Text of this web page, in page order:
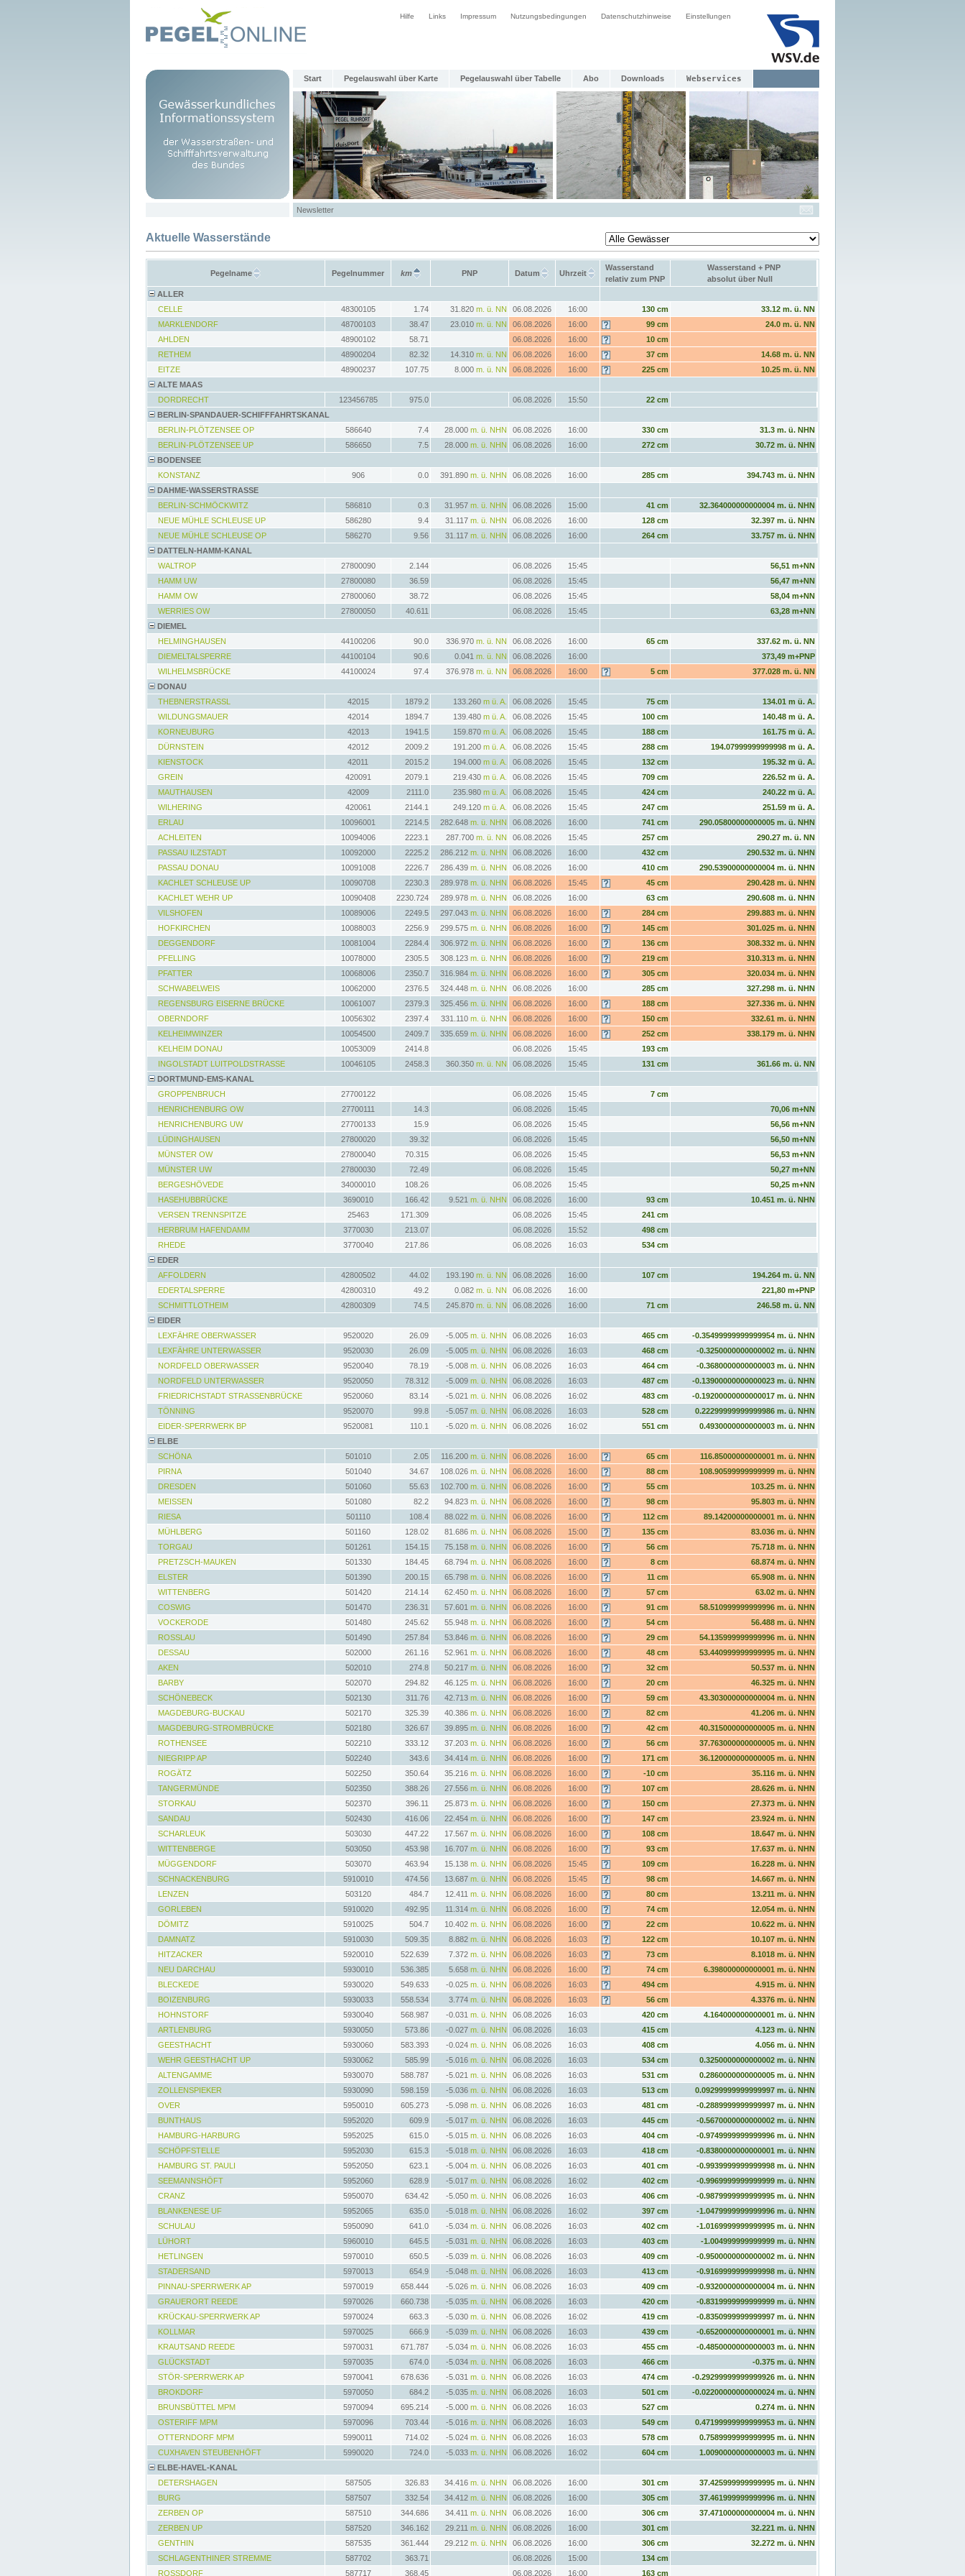
Hilfe Links Impressum Nutzungsbedingungen Datenschutzhinweise Einstellungen
Start Pegelauswahl über Karte Pegelauswahl über Tabelle Abo Downloads Webservices
Newsletter
Aktuelle Wasserstände
Pegelname Pegelnummer km PNP Datum Uhrzeit
Wasserstand
relativ zum PNP
Wasserstand + PNP
absolut über Null
ALLER
CELLE
48300105 1.74 31.820 m. ü. NN 06.08.2026 16:00 130 cm
33.12 m. ü. NN
MARKLENDORF
48700103 38.47 23.010 m. ü. NN 06.08.2026 16:00 99 cm
24.0 m. ü. NN
AHLDEN
48900102 58.71 06.08.2026 16:00
10 cm
RETHEM
48900204 82.32 14.310 m. ü. NN 06.08.2026 16:00 37 cm
14.68 m. ü. NN
EITZE
48900237 107.75 8.000 m. ü. NN 06.08.2026 16:00 225 cm
10.25 m. ü. NN
ALTE MAAS
DORDRECHT
123456785 975.0 06.08.2026 15:50
22 cm
BERLIN-SPANDAUER-SCHIFFFAHRTSKANAL
BERLIN-PLÖTZENSEE OP
586640 7.4 28.000 m. ü. NHN 06.08.2026 16:00 330 cm
31.3 m. ü. NHN
BERLIN-PLÖTZENSEE UP
586650 7.5 28.000 m. ü. NHN 06.08.2026 16:00 272 cm
30.72 m. ü. NHN
BODENSEE
KONSTANZ
906 0.0 391.890 m. ü. NHN 06.08.2026 16:00 285 cm
394.743 m. ü. NHN
DAHME-WASSERSTRASSE
BERLIN-SCHMÖCKWITZ
586810 0.3 31.957 m. ü. NHN 06.08.2026 15:00 41 cm
32.364000000000004 m. ü. NHN
NEUE MÜHLE SCHLEUSE UP
586280 9.4 31.117 m. ü. NHN 06.08.2026 16:00 128 cm
32.397 m. ü. NHN
NEUE MÜHLE SCHLEUSE OP
586270 9.56 31.117 m. ü. NHN 06.08.2026 16:00 264 cm
33.757 m. ü. NHN
DATTELN-HAMM-KANAL
WALTROP
27800090 2.144 06.08.2026 15:45
56,51 m+NN
HAMM UW
27800080 36.59 06.08.2026 15:45
56,47 m+NN
HAMM OW
27800060 38.72 06.08.2026 15:45
58,04 m+NN
WERRIES OW
27800050 40.611 06.08.2026 15:45
63,28 m+NN
DIEMEL
HELMINGHAUSEN
44100206 90.0 336.970 m. ü. NN 06.08.2026 16:00 65 cm
337.62 m. ü. NN
DIEMELTALSPERRE
44100104 90.6 0.041 m. ü. NN 06.08.2026 16:00
373,49 m+PNP
WILHELMSBRÜCKE
44100024 97.4 376.978 m. ü. NN 06.08.2026 16:00 5 cm
377.028 m. ü. NN
DONAU
THEBNERSTRASSL
42015 1879.2 133.260 m ü. A. 06.08.2026 15:45 75 cm
134.01 m ü. A.
WILDUNGSMAUER
42014 1894.7 139.480 m ü. A. 06.08.2026 15:45 100 cm
140.48 m ü. A.
KORNEUBURG
42013 1941.5 159.870 m ü. A. 06.08.2026 15:45 188 cm
161.75 m ü. A.
DÜRNSTEIN
42012 2009.2 191.200 m ü. A. 06.08.2026 15:45 288 cm
194.07999999999998 m ü. A.
KIENSTOCK
42011 2015.2 194.000 m ü. A. 06.08.2026 15:45 132 cm
195.32 m ü. A.
GREIN
420091 2079.1 219.430 m ü. A. 06.08.2026 15:45 709 cm
226.52 m ü. A.
MAUTHAUSEN
42009 2111.0 235.980 m ü. A. 06.08.2026 15:45 424 cm
240.22 m ü. A.
WILHERING
420061 2144.1 249.120 m ü. A. 06.08.2026 15:45 247 cm
251.59 m ü. A.
ERLAU
10096001 2214.5 282.648 m. ü. NHN 06.08.2026 16:00 741 cm
290.05800000000005 m. ü. NHN
ACHLEITEN
10094006 2223.1 287.700 m. ü. NN 06.08.2026 15:45 257 cm
290.27 m. ü. NN
PASSAU ILZSTADT
10092000 2225.2 286.212 m. ü. NHN 06.08.2026 16:00 432 cm
290.532 m. ü. NHN
PASSAU DONAU
10091008 2226.7 286.439 m. ü. NHN 06.08.2026 16:00 410 cm
290.53900000000004 m. ü. NHN
KACHLET SCHLEUSE UP
10090708 2230.3 289.978 m. ü. NHN 06.08.2026 15:45 45 cm
290.428 m. ü. NHN
KACHLET WEHR UP
10090408 2230.724 289.978 m. ü. NHN 06.08.2026 16:00 63 cm
290.608 m. ü. NHN
VILSHOFEN
10089006 2249.5 297.043 m. ü. NHN 06.08.2026 16:00 284 cm
299.883 m. ü. NHN
HOFKIRCHEN
10088003 2256.9 299.575 m. ü. NHN 06.08.2026 16:00 145 cm
301.025 m. ü. NHN
DEGGENDORF
10081004 2284.4 306.972 m. ü. NHN 06.08.2026 16:00 136 cm
308.332 m. ü. NHN
PFELLING
10078000 2305.5 308.123 m. ü. NHN 06.08.2026 16:00 219 cm
310.313 m. ü. NHN
PFATTER
10068006 2350.7 316.984 m. ü. NHN 06.08.2026 16:00 305 cm
320.034 m. ü. NHN
SCHWABELWEIS
10062000 2376.5 324.448 m. ü. NHN 06.08.2026 16:00 285 cm
327.298 m. ü. NHN
REGENSBURG EISERNE BRÜCKE
10061007 2379.3 325.456 m. ü. NHN 06.08.2026 16:00 188 cm
327.336 m. ü. NHN
OBERNDORF
10056302 2397.4 331.110 m. ü. NHN 06.08.2026 16:00 150 cm
332.61 m. ü. NHN
KELHEIMWINZER
10054500 2409.7 335.659 m. ü. NHN 06.08.2026 16:00 252 cm
338.179 m. ü. NHN
KELHEIM DONAU
10053009 2414.8 06.08.2026 15:45
193 cm
INGOLSTADT LUITPOLDSTRASSE
10046105 2458.3 360.350 m. ü. NN 06.08.2026 15:45 131 cm
361.66 m. ü. NN
DORTMUND-EMS-KANAL
GROPPENBRUCH
27700122 06.08.2026 15:45
7 cm
HENRICHENBURG OW
27700111 14.3 06.08.2026 15:45
70,06 m+NN
HENRICHENBURG UW
27700133 15.9 06.08.2026 15:45
56,56 m+NN
LÜDINGHAUSEN
27800020 39.32 06.08.2026 15:45
56,50 m+NN
MÜNSTER OW
27800040 70.315 06.08.2026 15:45
56,53 m+NN
MÜNSTER UW
27800030 72.49 06.08.2026 15:45
50,27 m+NN
BERGESHÖVEDE
34000010 108.26 06.08.2026 15:45
50,25 m+NN
HASEHUBBRÜCKE
3690010 166.42 9.521 m. ü. NHN 06.08.2026 16:00 93 cm
10.451 m. ü. NHN
VERSEN TRENNSPITZE
25463 171.309 06.08.2026 15:45
241 cm
HERBRUM HAFENDAMM
3770030 213.07 06.08.2026 15:52
498 cm
RHEDE
3770040 217.86 06.08.2026 16:03
534 cm
EDER
AFFOLDERN
42800502 44.02 193.190 m. ü. NN 06.08.2026 16:00 107 cm
194.264 m. ü. NN
EDERTALSPERRE
42800310 49.2 0.082 m. ü. NN 06.08.2026 16:00
221,80 m+PNP
SCHMITTLOTHEIM
42800309 74.5 245.870 m. ü. NN 06.08.2026 16:00 71 cm
246.58 m. ü. NN
EIDER
LEXFÄHRE OBERWASSER
9520020 26.09 -5.005 m. ü. NHN 06.08.2026 16:03 465 cm
-0.35499999999999954 m. ü. NHN
LEXFÄHRE UNTERWASSER
9520030 26.09 -5.005 m. ü. NHN 06.08.2026 16:03 468 cm
-0.3250000000000002 m. ü. NHN
NORDFELD OBERWASSER
9520040 78.19 -5.008 m. ü. NHN 06.08.2026 16:03 464 cm
-0.3680000000000003 m. ü. NHN
NORDFELD UNTERWASSER
9520050 78.312 -5.009 m. ü. NHN 06.08.2026 16:03 487 cm
-0.13900000000000023 m. ü. NHN
FRIEDRICHSTADT STRASSENBRÜCKE
9520060 83.14 -5.021 m. ü. NHN 06.08.2026 16:02 483 cm
-0.19200000000000017 m. ü. NHN
TÖNNING
9520070 99.8 -5.057 m. ü. NHN 06.08.2026 16:03 528 cm
0.22299999999999986 m. ü. NHN
EIDER-SPERRWERK BP
9520081 110.1 -5.020 m. ü. NHN 06.08.2026 16:02 551 cm
0.4930000000000003 m. ü. NHN
ELBE
SCHÖNA
501010 2.05 116.200 m. ü. NHN 06.08.2026 16:00 65 cm
116.85000000000001 m. ü. NHN
PIRNA
501040 34.67 108.026 m. ü. NHN 06.08.2026 16:00 88 cm
108.90599999999999 m. ü. NHN
DRESDEN
501060 55.63 102.700 m. ü. NHN 06.08.2026 16:00 55 cm
103.25 m. ü. NHN
MEISSEN
501080 82.2 94.823 m. ü. NHN 06.08.2026 16:00 98 cm
95.803 m. ü. NHN
RIESA
501110 108.4 88.022 m. ü. NHN 06.08.2026 16:00 112 cm
89.14200000000001 m. ü. NHN
MÜHLBERG
501160 128.02 81.686 m. ü. NHN 06.08.2026 15:00 135 cm
83.036 m. ü. NHN
TORGAU
501261 154.15 75.158 m. ü. NHN 06.08.2026 16:00 56 cm
75.718 m. ü. NHN
PRETZSCH-MAUKEN
501330 184.45 68.794 m. ü. NHN 06.08.2026 16:00 8 cm
68.874 m. ü. NHN
ELSTER
501390 200.15 65.798 m. ü. NHN 06.08.2026 16:00 11 cm
65.908 m. ü. NHN
WITTENBERG
501420 214.14 62.450 m. ü. NHN 06.08.2026 16:00 57 cm
63.02 m. ü. NHN
COSWIG
501470 236.31 57.601 m. ü. NHN 06.08.2026 16:00 91 cm
58.510999999999996 m. ü. NHN
VOCKERODE
501480 245.62 55.948 m. ü. NHN 06.08.2026 16:00 54 cm
56.488 m. ü. NHN
ROSSLAU
501490 257.84 53.846 m. ü. NHN 06.08.2026 16:00 29 cm
54.135999999999996 m. ü. NHN
DESSAU
502000 261.16 52.961 m. ü. NHN 06.08.2026 16:00 48 cm
53.440999999999995 m. ü. NHN
AKEN
502010 274.8 50.217 m. ü. NHN 06.08.2026 16:00 32 cm
50.537 m. ü. NHN
BARBY
502070 294.82 46.125 m. ü. NHN 06.08.2026 16:00 20 cm
46.325 m. ü. NHN
SCHÖNEBECK
502130 311.76 42.713 m. ü. NHN 06.08.2026 16:00 59 cm
43.303000000000004 m. ü. NHN
MAGDEBURG-BUCKAU
502170 325.39 40.386 m. ü. NHN 06.08.2026 16:00 82 cm
41.206 m. ü. NHN
MAGDEBURG-STROMBRÜCKE
502180 326.67 39.895 m. ü. NHN 06.08.2026 16:00 42 cm
40.315000000000005 m. ü. NHN
ROTHENSEE
502210 333.12 37.203 m. ü. NHN 06.08.2026 16:00 56 cm
37.763000000000005 m. ü. NHN
NIEGRIPP AP
502240 343.6 34.414 m. ü. NHN 06.08.2026 16:00 171 cm
36.120000000000005 m. ü. NHN
ROGÄTZ
502250 350.64 35.216 m. ü. NHN 06.08.2026 16:00 -10 cm
35.116 m. ü. NHN
TANGERMÜNDE
502350 388.26 27.556 m. ü. NHN 06.08.2026 16:00 107 cm
28.626 m. ü. NHN
STORKAU
502370 396.11 25.873 m. ü. NHN 06.08.2026 16:00 150 cm
27.373 m. ü. NHN
SANDAU
502430 416.06 22.454 m. ü. NHN 06.08.2026 16:00 147 cm
23.924 m. ü. NHN
SCHARLEUK
503030 447.22 17.567 m. ü. NHN 06.08.2026 16:00 108 cm
18.647 m. ü. NHN
WITTENBERGE
503050 453.98 16.707 m. ü. NHN 06.08.2026 16:00 93 cm
17.637 m. ü. NHN
MÜGGENDORF
503070 463.94 15.138 m. ü. NHN 06.08.2026 15:45 109 cm
16.228 m. ü. NHN
SCHNACKENBURG
5910010 474.56 13.687 m. ü. NHN 06.08.2026 15:45 98 cm
14.667 m. ü. NHN
LENZEN
503120 484.7 12.411 m. ü. NHN 06.08.2026 16:00 80 cm
13.211 m. ü. NHN
GORLEBEN
5910020 492.95 11.314 m. ü. NHN 06.08.2026 16:00 74 cm
12.054 m. ü. NHN
DÖMITZ
5910025 504.7 10.402 m. ü. NHN 06.08.2026 16:00 22 cm
10.622 m. ü. NHN
DAMNATZ
5910030 509.35 8.882 m. ü. NHN 06.08.2026 16:03 122 cm
10.107 m. ü. NHN
HITZACKER
5920010 522.639 7.372 m. ü. NHN 06.08.2026 16:03 73 cm
8.1018 m. ü. NHN
NEU DARCHAU
5930010 536.385 5.658 m. ü. NHN 06.08.2026 16:00 74 cm
6.398000000000001 m. ü. NHN
BLECKEDE
5930020 549.633 -0.025 m. ü. NHN 06.08.2026 16:03 494 cm
4.915 m. ü. NHN
BOIZENBURG
5930033 558.534 3.774 m. ü. NHN 06.08.2026 16:03 56 cm
4.3376 m. ü. NHN
HOHNSTORF
5930040 568.987 -0.031 m. ü. NHN 06.08.2026 16:03 420 cm
4.164000000000001 m. ü. NHN
ARTLENBURG
5930050 573.86 -0.027 m. ü. NHN 06.08.2026 16:03 415 cm
4.123 m. ü. NHN
GEESTHACHT
5930060 583.393 -0.024 m. ü. NHN 06.08.2026 16:03 408 cm
4.056 m. ü. NHN
WEHR GEESTHACHT UP
5930062 585.99 -5.016 m. ü. NHN 06.08.2026 16:03 534 cm
0.3250000000000002 m. ü. NHN
ALTENGAMME
5930070 588.787 -5.021 m. ü. NHN 06.08.2026 16:03 531 cm
0.2860000000000005 m. ü. NHN
ZOLLENSPIEKER
5930090 598.159 -5.036 m. ü. NHN 06.08.2026 16:03 513 cm
0.09299999999999997 m. ü. NHN
OVER
5950010 605.273 -5.098 m. ü. NHN 06.08.2026 16:03 481 cm
-0.2889999999999997 m. ü. NHN
BUNTHAUS
5952020 609.9 -5.017 m. ü. NHN 06.08.2026 16:03 445 cm
-0.5670000000000002 m. ü. NHN
HAMBURG-HARBURG
5952025 615.0 -5.015 m. ü. NHN 06.08.2026 16:03 404 cm
-0.9749999999999996 m. ü. NHN
SCHÖPFSTELLE
5952030 615.3 -5.018 m. ü. NHN 06.08.2026 16:03 418 cm
-0.8380000000000001 m. ü. NHN
HAMBURG ST. PAULI
5952050 623.1 -5.004 m. ü. NHN 06.08.2026 16:03 401 cm
-0.9939999999999998 m. ü. NHN
SEEMANNSHÖFT
5952060 628.9 -5.017 m. ü. NHN 06.08.2026 16:02 402 cm
-0.9969999999999999 m. ü. NHN
CRANZ
5950070 634.42 -5.050 m. ü. NHN 06.08.2026 16:03 406 cm
-0.9879999999999995 m. ü. NHN
BLANKENESE UF
5952065 635.0 -5.018 m. ü. NHN 06.08.2026 16:02 397 cm
-1.0479999999999996 m. ü. NHN
SCHULAU
5950090 641.0 -5.034 m. ü. NHN 06.08.2026 16:03 402 cm
-1.0169999999999995 m. ü. NHN
LÜHORT
5960010 645.5 -5.031 m. ü. NHN 06.08.2026 16:03 403 cm
-1.004999999999999 m. ü. NHN
HETLINGEN
5970010 650.5 -5.039 m. ü. NHN 06.08.2026 16:03 409 cm
-0.9500000000000002 m. ü. NHN
STADERSAND
5970013 654.9 -5.048 m. ü. NHN 06.08.2026 16:03 413 cm
-0.9169999999999998 m. ü. NHN
PINNAU-SPERRWERK AP
5970019 658.444 -5.026 m. ü. NHN 06.08.2026 16:03 409 cm
-0.9320000000000004 m. ü. NHN
GRAUERORT REEDE
5970026 660.738 -5.035 m. ü. NHN 06.08.2026 16:03 420 cm
-0.8319999999999999 m. ü. NHN
KRÜCKAU-SPERRWERK AP
5970024 663.3 -5.030 m. ü. NHN 06.08.2026 16:02 419 cm
-0.8350999999999997 m. ü. NHN
KOLLMAR
5970025 666.9 -5.039 m. ü. NHN 06.08.2026 16:03 439 cm
-0.6520000000000001 m. ü. NHN
KRAUTSAND REEDE
5970031 671.787 -5.034 m. ü. NHN 06.08.2026 16:03 455 cm
-0.4850000000000003 m. ü. NHN
GLÜCKSTADT
5970035 674.0 -5.034 m. ü. NHN 06.08.2026 16:03 466 cm
-0.375 m. ü. NHN
STÖR-SPERRWERK AP
5970041 678.636 -5.031 m. ü. NHN 06.08.2026 16:03 474 cm
-0.29299999999999926 m. ü. NHN
BROKDORF
5970050 684.2 -5.035 m. ü. NHN 06.08.2026 16:03 501 cm
-0.02200000000000024 m. ü. NHN
BRUNSBÜTTEL MPM
5970094 695.214 -5.000 m. ü. NHN 06.08.2026 16:03 527 cm
0.274 m. ü. NHN
OSTERIFF MPM
5970096 703.44 -5.016 m. ü. NHN 06.08.2026 16:03 549 cm
0.47199999999999953 m. ü. NHN
OTTERNDORF MPM
5990011 714.02 -5.024 m. ü. NHN 06.08.2026 16:03 578 cm
0.7589999999999995 m. ü. NHN
CUXHAVEN STEUBENHÖFT
5990020 724.0 -5.033 m. ü. NHN 06.08.2026 16:02 604 cm
1.0090000000000003 m. ü. NHN
ELBE-HAVEL-KANAL
DETERSHAGEN
587505 326.83 34.416 m. ü. NHN 06.08.2026 16:00 301 cm
37.425999999999995 m. ü. NHN
BURG
587507 332.54 34.412 m. ü. NHN 06.08.2026 16:00 305 cm
37.461999999999996 m. ü. NHN
ZERBEN OP
587510 344.686 34.411 m. ü. NHN 06.08.2026 16:00 306 cm
37.471000000000004 m. ü. NHN
ZERBEN UP
587520 346.162 29.211 m. ü. NHN 06.08.2026 16:00 301 cm
32.221 m. ü. NHN
GENTHIN
587535 361.444 29.212 m. ü. NHN 06.08.2026 16:00 306 cm
32.272 m. ü. NHN
SCHLAGENTHINER STREMME
587702 363.71 06.08.2026 15:00
134 cm
ROSSDORF
587717 368.45 06.08.2026 16:00 163 cm